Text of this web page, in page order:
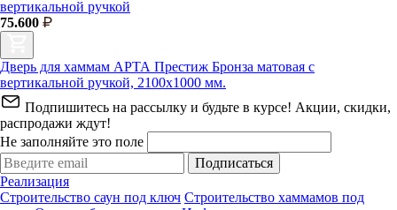
75.600
Дверь для хаммам АРТА Престиж Бронза матовая с
вертикальной ручкой, 2100х1000 мм.
Подпишитесь на рассылку и будьте в курсе! Акции, скидки,
распродажи ждут!
Не заполняйте это поле
Подписаться
Реализация
Строительство саун под ключ Строительство хаммамов под